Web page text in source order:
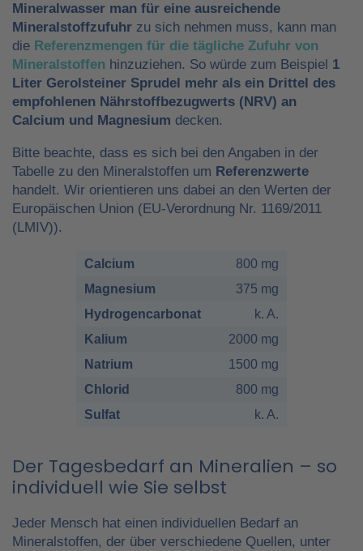
Mineralwasser man für eine ausreichende
Mineralstoffzufuhr zu sich nehmen muss, kann man
die Referenzmengen für die tägliche Zufuhr von
Mineralstoffen hinzuziehen. So würde zum Beispiel 1
Liter Gerolsteiner Sprudel mehr als ein Drittel des
empfohlenen Nährstoffbezugwerts (NRV) an
Calcium und Magnesium decken.
Bitte beachte, dass es sich bei den Angaben in der
Tabelle zu den Mineralstoffen um Referenzwerte
handelt. Wir orientieren uns dabei an den Werten der
Europäischen Union (EU-Verordnung Nr. 1169/2011
(LMIV)).
Calcium
800 mg
Magnesium
375 mg
Hydrogencarbonat
k. A.
Kalium
2000 mg
Natrium
1500 mg
Chlorid
800 mg
Sulfat
k. A.
Der Tagesbedarf an Mineralien – so
individuell wie Sie selbst
Jeder Mensch hat einen individuellen Bedarf an
Mineralstoffen, der über verschiedene Quellen, unter